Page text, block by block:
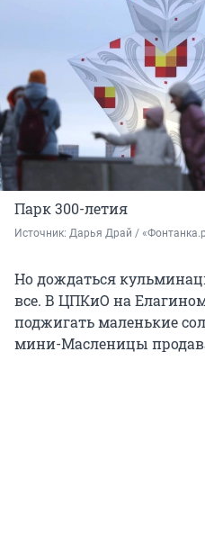
Парк 300-летия
Источник: Дарья Драй /
Но дождаться
все. В ЦПКиО на
поджигать маленькие
мини-Масленицы